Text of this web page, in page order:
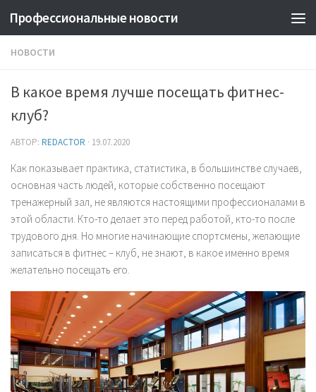
Профессиональные новости
НОВОСТИ
В какое время лучше посещать фитнес-
клуб?
АВТОР: REDACTOR · 19.07.2020
Как показывает практика, статистика, в большинстве случаев,
основная часть людей, которые собственно посещают
тренажерный зал, не являются настоящими профессионалами в
этой области. Кто-то делает это перед работой, кто-то после
трудового дня. Но многие начинающие спортсмены, желающие
записаться в фитнес – клуб, не знают, в какое именно время
желательно посещать его.